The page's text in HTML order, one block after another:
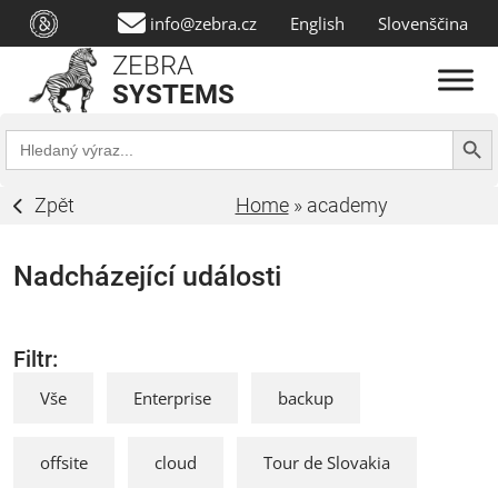
info@zebra.cz English Slovenščina
ZEBRA
SYSTEMS
Search
for:
Search
Zpět Home» academy
Nadcházející události
Filtr:
Vše Enterprise backup
offsite cloud Tour de Slovakia